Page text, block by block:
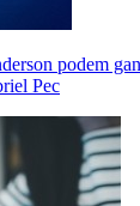
podem
Pec